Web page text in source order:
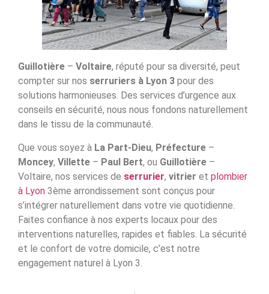
Guillotière – Voltaire, réputé pour sa diversité, peut
compter sur nos serruriers à Lyon 3 pour des
solutions harmonieuses. Des services d’urgence aux
conseils en sécurité, nous nous fondons naturellement
dans le tissu de la communauté.
Que vous soyez à La Part-Dieu, Préfecture –
Moncey, Villette – Paul Bert, ou Guillotière –
Voltaire, nos services de serrurier, vitrier et plombier
à Lyon 3ème arrondissement sont conçus pour
s’intégrer naturellement dans votre vie quotidienne.
Faites confiance à nos experts locaux pour des
interventions naturelles, rapides et fiables. La sécurité
et le confort de votre domicile, c’est notre
engagement naturel à Lyon 3.